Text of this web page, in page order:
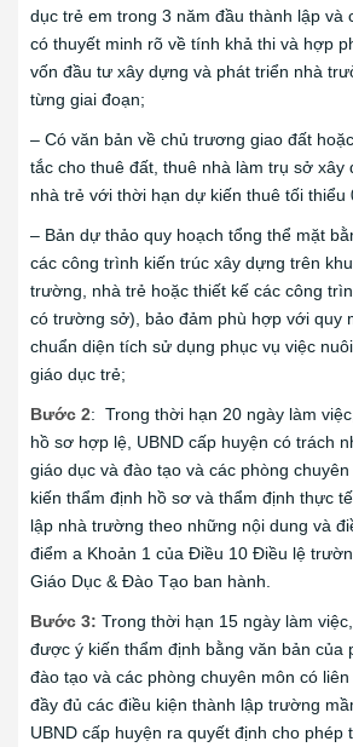
dục trẻ em trong 3 năm đầu thành lập và
có thuyết minh rõ về tính khả thi và hợp
vốn đầu tư xây dựng và phát triển nhà
từng giai đoạn;
– Có văn bản về chủ trương giao đất
tắc cho thuê đất, thuê nhà làm trụ sở xây
nhà trẻ với thời hạn dự kiến thuê tối thiểu
– Bản dự thảo quy hoạch tổng thể mặt
các công trình kiến trúc xây dựng trên
trường, nhà trẻ hoặc thiết kế các công
có trường sở), bảo đảm phù hợp với quy
chuẩn diện tích sử dụng phục vụ việc
giáo dục trẻ;
Bước 2: Trong thời hạn 20 ngày làm
hồ sơ hợp lệ, UBND cấp huyện có trách
giáo dục và đào tạo và các phòng
kiến thẩm định hồ sơ và thẩm định thực
lập nhà trường theo những nội dung và
điểm a Khoản 1 của Điều 10 Điều lệ
Giáo Dục & Đào Tạo ban hành.
Bước 3: Trong thời hạn 15 ngày làm
được ý kiến thẩm định bằng văn bản của
đào tạo và các phòng chuyên môn có
đầy đủ các điều kiện thành lập trường
UBND cấp huyện ra quyết định cho phép